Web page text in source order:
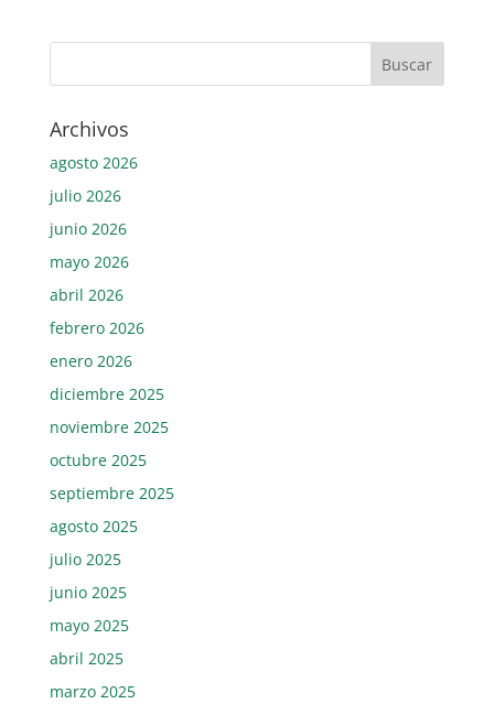
Archivos
agosto 2026
julio 2026
junio 2026
mayo 2026
abril 2026
febrero 2026
enero 2026
diciembre 2025
noviembre 2025
octubre 2025
septiembre 2025
agosto 2025
julio 2025
junio 2025
mayo 2025
abril 2025
marzo 2025